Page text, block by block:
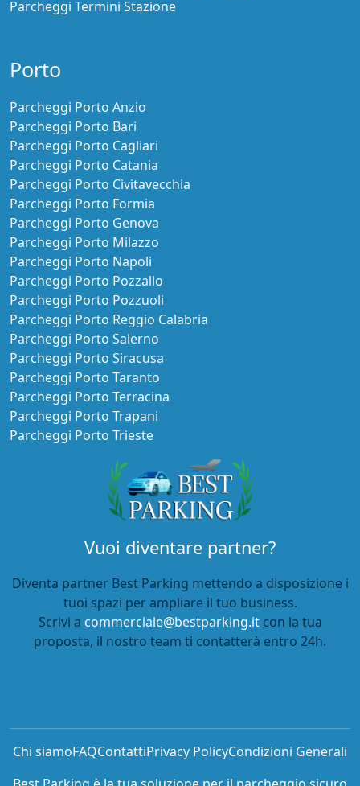
Parcheggi Termini Stazione
Porto
Parcheggi Porto Anzio
Parcheggi Porto Bari
Parcheggi Porto Cagliari
Parcheggi Porto Catania
Parcheggi Porto Civitavecchia
Parcheggi Porto Formia
Parcheggi Porto Genova
Parcheggi Porto Milazzo
Parcheggi Porto Napoli
Parcheggi Porto Pozzallo
Parcheggi Porto Pozzuoli
Parcheggi Porto Reggio Calabria
Parcheggi Porto Salerno
Parcheggi Porto Siracusa
Parcheggi Porto Taranto
Parcheggi Porto Terracina
Parcheggi Porto Trapani
Parcheggi Porto Trieste
Vuoi diventare partner?
Diventa partner Best Parking mettendo a disposizione i
tuoi spazi per ampliare il tuo business.
Scrivi a commerciale@bestparking.itcon la tua
proposta, il nostro team ti contatterà entro 24h.
Chi siamoFAQContattiPrivacy PolicyCondizioni Generali